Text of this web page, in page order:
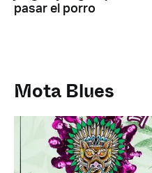
pasar el porro
Mota Blues